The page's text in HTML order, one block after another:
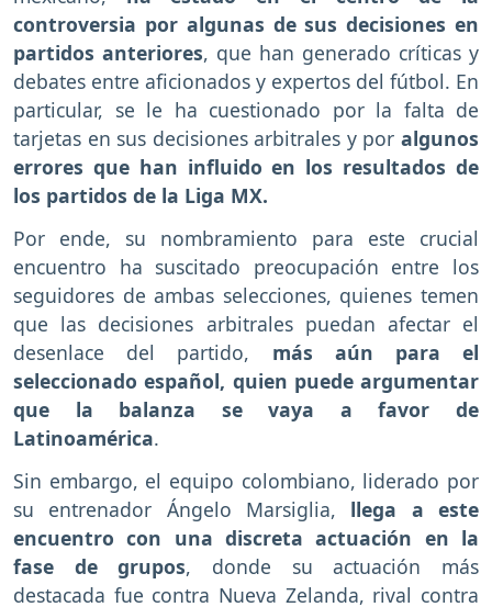
controversia por algunas de sus decisiones en
partidos anteriores, que han generado críticas y
debates entre aficionados y expertos del fútbol. En
particular, se le ha cuestionado por la falta de
tarjetas en sus decisiones arbitrales y por algunos
errores que han influido en los resultados de
los partidos de la Liga MX.
Por ende, su nombramiento para este crucial
encuentro ha suscitado preocupación entre los
seguidores de ambas selecciones, quienes temen
que las decisiones arbitrales puedan afectar el
desenlace del partido, más aún para el
seleccionado español, quien puede argumentar
que la balanza se vaya a favor de
Latinoamérica.
Sin embargo, el equipo colombiano, liderado por
su entrenador Ángelo Marsiglia, llega a este
encuentro con una discreta actuación en la
fase de grupos, donde su actuación más
destacada fue contra Nueva Zelanda, rival contra